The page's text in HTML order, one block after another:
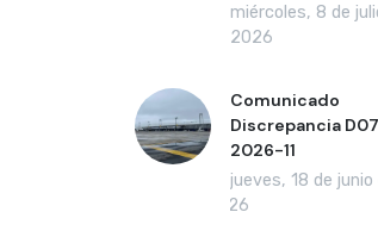
miércoles, 8 de
de 2026
Comunicado
Discrepancia
2026-11
jueves, 18 de junio
2026